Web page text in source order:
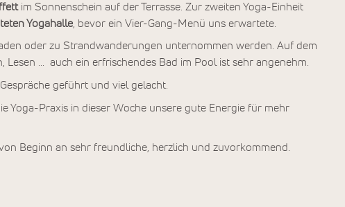
im Sonnenschein auf der Terrasse. Zur zweiten Yoga-Einheit
Yogahalle , bevor ein Vier-Gang-Menü uns erwartete.
oder zu Strandwanderungen unternommen werden. Auf dem
Lesen ... auch ein erfrischendes Bad im Pool ist sehr angenehm.
geführt und viel gelacht.
Yoga-Praxis in dieser Woche unsere gute Energie für mehr
Beginn an sehr freundliche, herzlich und zuvorkommend.